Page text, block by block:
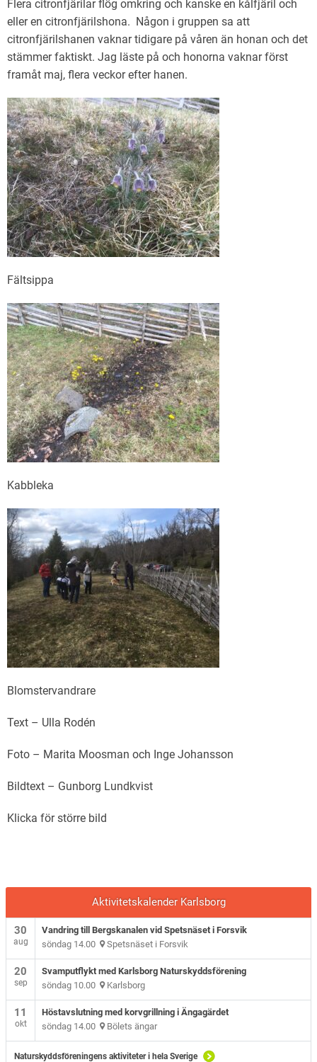
Flera citronfjärilar flög omkring och kanske en kålfjäril och
eller en citronfjärilshona. Någon i gruppen sa att
citronfjärilshanen vaknar tidigare på våren än honan och det
stämmer faktiskt. Jag läste på och honorna vaknar först
framåt maj, flera veckor efter hanen.
Fältsippa
Kabbleka
Blomstervandrare
Text – Ulla Rodén
Foto – Marita Moosman och Inge Johansson
Bildtext – Gunborg Lundkvist
Klicka för större bild
Aktivitetskalender Karlsborg
30
aug
Vandring till Bergskanalen vid Spetsnäset i Forsvik
söndag 14.00 Spetsnäset i Forsvik
20
sep
Svamputflykt med Karlsborg Naturskyddsförening
söndag 10.00 Karlsborg
11
okt
Höstavslutning med korvgrillning i Ängagärdet
söndag 14.00 Bölets ängar
Naturskyddsföreningens aktiviteter i hela Sverige